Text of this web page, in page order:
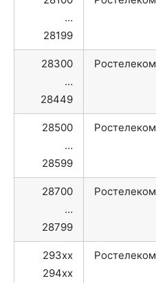
…
28199
28300
…
28449
Ростелеком
28500
…
28599
Ростелеком
28700
…
28799
Ростелеком
293xx
294xx
Ростелеком